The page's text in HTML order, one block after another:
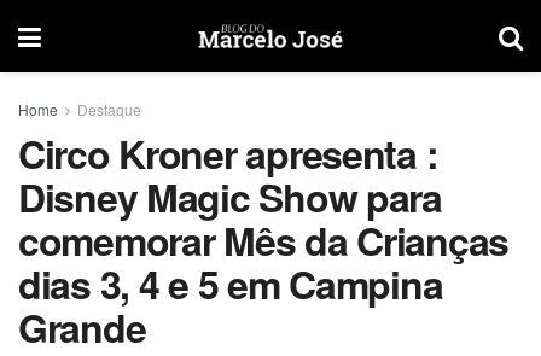
Home Destaque
Circo Kroner apresenta :
Disney Magic Show para
comemorar Mês da Crianças
dias 3, 4 e 5 em Campina
Grande